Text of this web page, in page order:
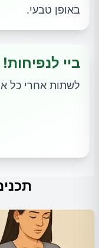
באופן טבעי.
ביי לנפיחות!
לשתות אחרי כל